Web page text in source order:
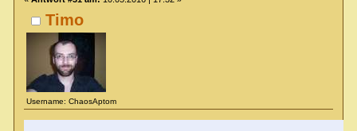
Timo
Username: ChaosAptom